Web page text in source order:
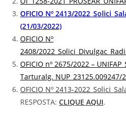
OFICIO Nº 2413/
(21/03/2022)
OFICIO Nº
2408/
OFICIO nº 2675/2022 –
Tarturalg. NUP_23125.009247/
OFICIO Nº 2413-
RESPOSTA: CLIQUE AQUI.